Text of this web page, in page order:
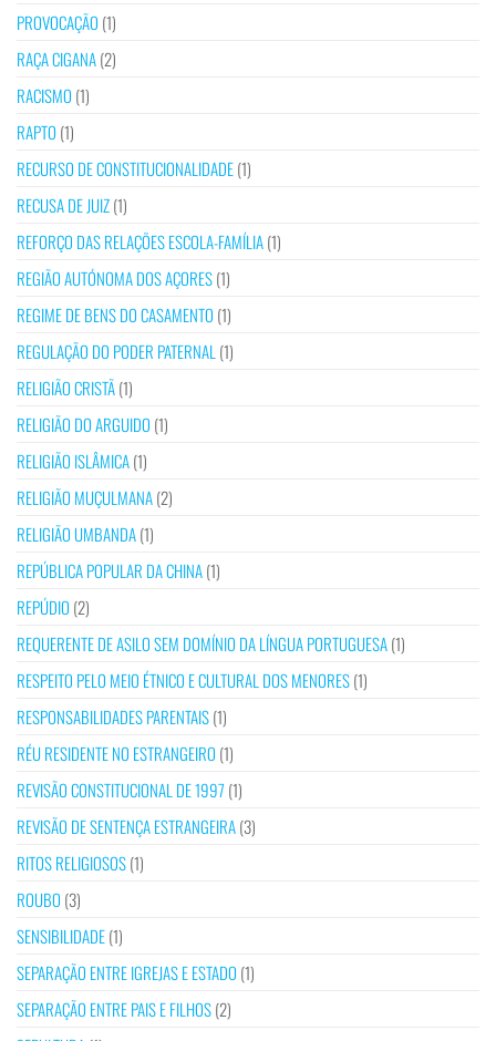
PROVOCAÇÃO (1)
RAÇA CIGANA(2)
RACISMO (1)
RAPTO (1)
RECURSO DE CONSTITUCIONALIDADE(1)
RECUSA DE JUIZ(1)
REFORÇO DAS RELAÇÕES ESCOLA-FAMÍLIA(1)
REGIÃO AUTÓNOMA DOS AÇORES(1)
REGIME DE BENS DO CASAMENTO (1)
REGULAÇÃO DO PODER PATERNAL (1)
RELIGIÃO CRISTÃ(1)
RELIGIÃO DO ARGUIDO (1)
RELIGIÃO ISLÂMICA(1)
RELIGIÃO MUÇULMANA(2)
RELIGIÃO UMBANDA(1)
REPÚBLICA POPULAR DA CHINA(1)
REPÚDIO (2)
REQUERENTE DE ASILO SEM DOMÍNIO DA LÍNGUA PORTUGUESA(1)
RESPEITO PELO MEIO ÉTNICO E CULTURAL DOS MENORES(1)
RESPONSABILIDADES PARENTAIS(1)
RÉU RESIDENTE NO ESTRANGEIRO (1)
REVISÃO CONSTITUCIONAL DE 1997 (1)
REVISÃO DE SENTENÇA ESTRANGEIRA(3)
RITOS RELIGIOSOS(1)
ROUBO (3)
SENSIBILIDADE(1)
SEPARAÇÃO ENTRE IGREJAS E ESTADO (1)
SEPARAÇÃO ENTRE PAIS E FILHOS(2)